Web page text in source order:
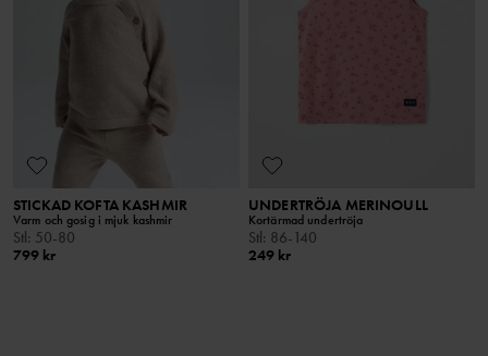
STICKAD KOFTA KASHMIR
Varm och gosig i mjuk kashmir
Stl: 50-80
799 kr
UNDERTRÖJA MERINOULL
Kortärmad undertröja
Stl: 86-140
249 kr